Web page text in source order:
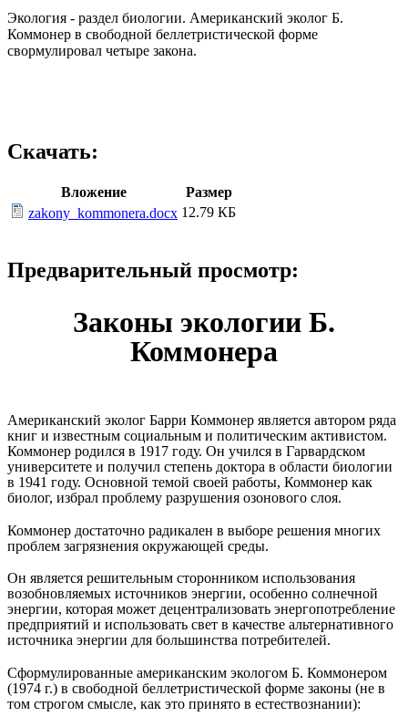
Экология - раздел биологии. Американский эколог Б.
Коммонер в свободной беллетристической форме
свормулировал четыре закона.
Скачать:
Вложение
Размер
zakony_kommonera.docx 12.79 КБ
Предварительный просмотр:
Законы экологии Б.
Коммонера
Американский эколог Барри Коммонер является автором ряда
книг и известным социальным и политическим активистом.
Коммонер родился в 1917 году. Он учился в Гарвардском
университете и получил степень доктора в области биологии
в 1941 году. Основной темой своей работы, Коммонер как
биолог, избрал проблему разрушения озонового слоя.
Коммонер достаточно радикален в выборе решения многих
проблем загрязнения окружающей среды.
Он является решительным сторонником использования
возобновляемых источников энергии, особенно солнечной
энергии, которая может децентрализовать энергопотребление
предприятий и использовать свет в качестве альтернативного
источника энергии для большинства потребителей.
Сформулированные американским экологом Б. Коммонером
(1974 г.) в свободной беллетристической форме законы (не в
том строгом смысле, как это принято в естествознании):